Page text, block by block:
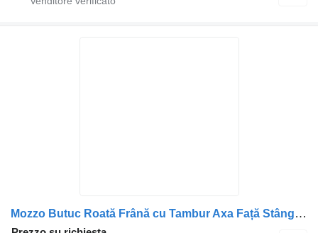
Mozzo Butuc Roată Frână cu Tambur Axa Față Stânga per camion DAF Vehicule DAF